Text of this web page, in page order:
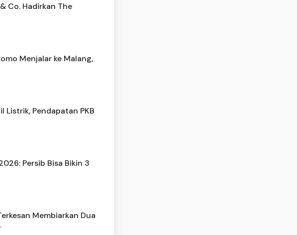
Co. Hadirkan The
Menjalar ke Malang,
Listrik, Pendapatan PKB
Persib Bisa Bikin 3
Membiarkan Dua